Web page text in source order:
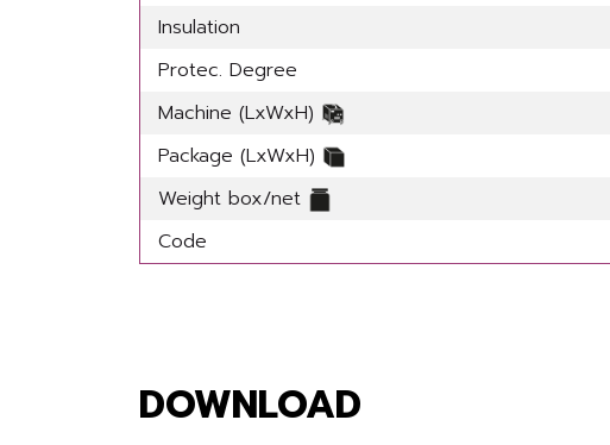
Insulation
Protec. Degree
Machine (LxWxH)
Package (LxWxH)
Weight box/net
Code
DOWNLOAD